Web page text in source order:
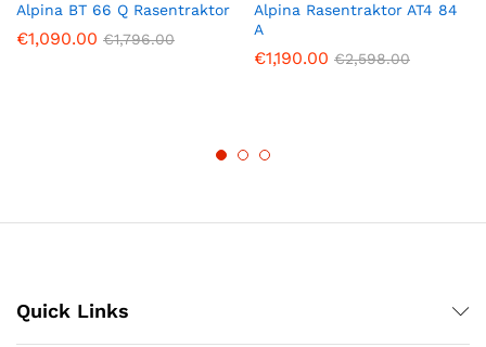
Alpina BT 66 Q Rasentraktor
€1,090.00 €1,796.00
Alpina Rasentraktor AT4 84
A
€1,190.00 €2,598.00
Quick Links